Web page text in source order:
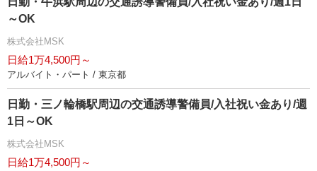
～OK
株式会社MSK
日給1万4,500円～
アルバイト・パート / 東京都
日勤・三ノ輪橋駅周辺の交通誘導警備員/入社祝い金あり/週
1日～OK
株式会社MSK
日給1万4,500円～